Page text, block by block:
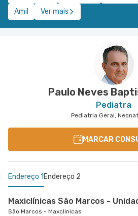
Amil
Ver mais
Paulo Neves
Pediatra
Pediatria Geral,
MARCAR
Endereço 1 Endereço 2
Maxiclínicas São Marcos -
São Marcos - Maxclinicas